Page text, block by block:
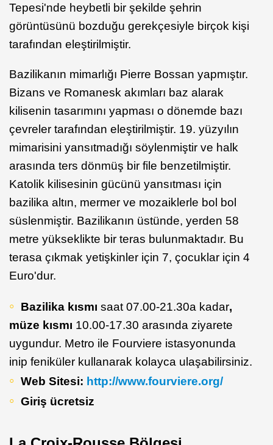
Tepesi'nde heybetli bir şekilde şehrin
görüntüsünü bozduğu gerekçesiyle birçok kişi
tarafından eleştirilmiştir.
Bazilikanın mimarlığı Pierre Bossan yapmıştır.
Bizans ve Romanesk akımları baz alarak
kilisenin tasarımını yapması o dönemde bazı
çevreler tarafından eleştirilmiştir. 19. yüzyılın
mimarisini yansıtmadığı söylenmiştir ve halk
arasında ters dönmüş bir file benzetilmiştir.
Katolik kilisesinin gücünü yansıtması için
bazilika altın, mermer ve mozaiklerle bol bol
süslenmiştir. Bazilikanın üstünde, yerden 58
metre yükseklikte bir teras bulunmaktadır. Bu
terasa çıkmak yetişkinler için 7, çocuklar için 4
Euro'dur.
Bazilika kısmı saat 07.00-21.30a kadar,
müze kısmı 10.00-17.30 arasında ziyarete
uygundur. Metro ile Fourviere istasyonunda
inip feniküler kullanarak kolayca ulaşabilirsiniz.
Web Sitesi: http://www.fourviere.org/
Giriş ücretsiz